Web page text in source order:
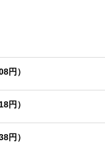
円）
円）
円）